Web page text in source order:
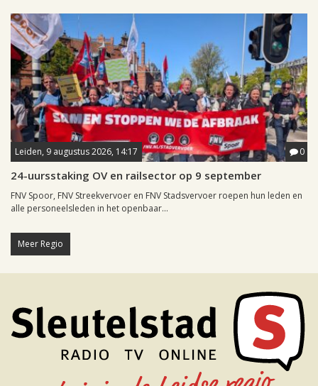
Leiden, 9 augustus 2026, 14:17 0
24-uursstaking OV en railsector op 9 september
FNV Spoor, FNV Streekvervoer en FNV Stadsvervoer roepen hun leden en
alle personeelsleden in het openbaar...
Meer Regio